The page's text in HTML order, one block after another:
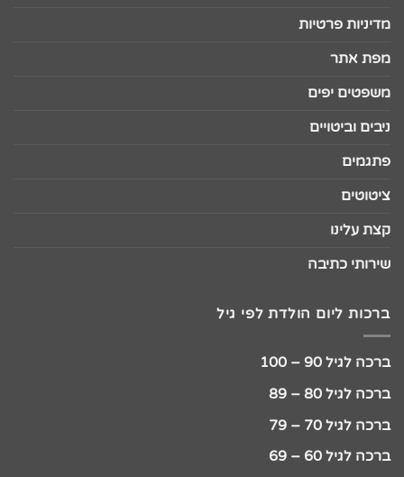
מדיניות פרטיות
מפת אתר
משפטים יפים
ניבים וביטויים
פתגמים
ציטוטים
קצת עלינו
שירותי כתיבה
ברכות ליום הולדת לפי גיל
ברכה לגיל 90 – 100
ברכה לגיל 80 – 89
ברכה לגיל 70 – 79
ברכה לגיל 60 – 69